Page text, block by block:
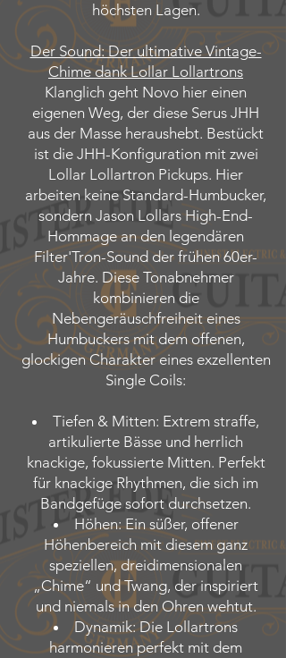
höchsten Lagen.
Der Sound: Der ultimative Vintage-
Chime dank Lollar Lollartrons
Klanglich geht Novo hier einen
eigenen Weg, der diese Serus JHH
aus der Masse heraushebt. Bestückt
ist die JHH-Konfiguration mit zwei
Lollar Lollartron Pickups. Hier
arbeiten keine Standard-Humbucker,
sondern Jason Lollars High-End-
Hommage an den legendären
Filter'Tron-Sound der frühen 60er-
Jahre. Diese Tonabnehmer
kombinieren die
Nebengeräuschfreiheit eines
Humbuckers mit dem offenen,
glockigen Charakter eines exzellenten
Single Coils:
Tiefen & Mitten: Extrem straffe,
artikulierte Bässe und herrlich
knackige, fokussierte Mitten. Perfekt
für knackige Rhythmen, die sich im
Bandgefüge sofort durchsetzen.
Höhen: Ein süßer, offener
Höhenbereich mit diesem ganz
speziellen, dreidimensionalen
„Chime“ und Twang, der inspiriert
und niemals in den Ohren wehtut.
Dynamik: Die Lollartrons
harmonieren perfekt mit dem